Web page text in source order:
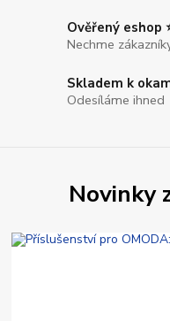
Ověřený eshop
Nechme
Skladem k
Odesíláme ihned
Novinky